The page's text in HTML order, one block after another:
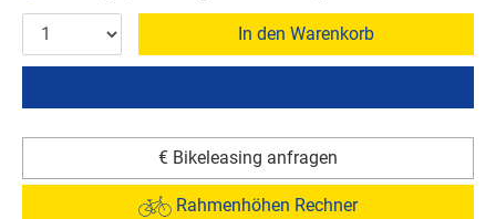
In den Warenkorb
€ Bikeleasing anfragen
Rahmenhöhen Rechner